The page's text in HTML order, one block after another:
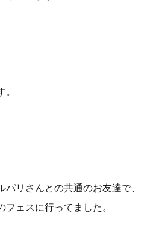
パリさんとの共通のお友達で、
ェスに行ってました。